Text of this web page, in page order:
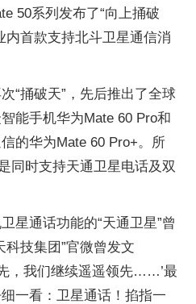
50系列发布了“向上捅破
内首款支持北斗卫星通信消
“捅破天”，先后推出了全球
能手机华为Mate 60 Pro和
的华为Mate 60 Pro+。所
同时支持天通卫星电话及双
星通话功能的“天通卫星”曾
科技集团”官微曾发文
，我们继续遥遥领先……’最
一看：卫星通话！掐指一